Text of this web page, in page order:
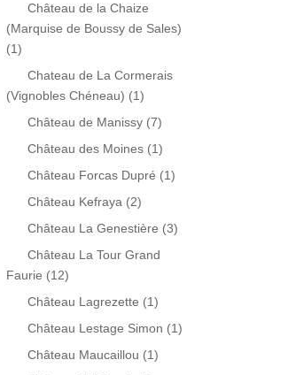
Château de la Chaize
(Marquise de Boussy de Sales)
(1)
Chateau de La Cormerais
(Vignobles Chéneau) (1)
Château de Manissy (7)
Château des Moines (1)
Château Forcas Dupré (1)
Château Kefraya (2)
Château La Genestière (3)
Château La Tour Grand
Faurie (12)
Château Lagrezette (1)
Château Lestage Simon (1)
Château Maucaillou (1)